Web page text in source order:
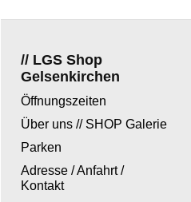
// LGS Shop
Gelsenkirchen
Öffnungszeiten
Über uns // SHOP Galerie
Parken
Adresse / Anfahrt /
Kontakt